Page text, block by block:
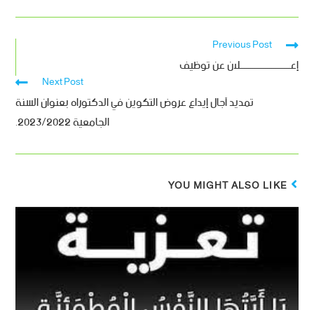
Previous Post
إعــــــــــــــــــــــــلان عن توظيف
Next Post
تمديد آجال إيداع عروض التكوين في الدكتوراه بعنوان السنة
الجامعية 2023/2022.
YOU MIGHT ALSO LIKE